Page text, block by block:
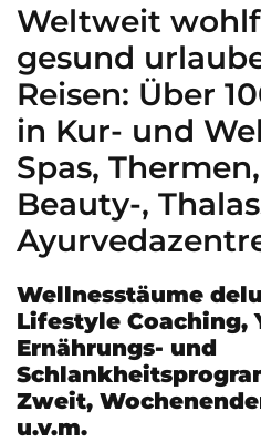
Weltweit
gesund
Reisen: Über
in Kur- und
Spas,
Beauty-,
Wellnesstäume
Lifestyle Coaching,
Ernährungs- und
Zweit,
u.v.m.